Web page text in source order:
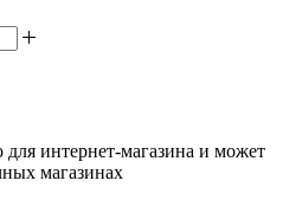
для интернет-магазина и может
магазинах